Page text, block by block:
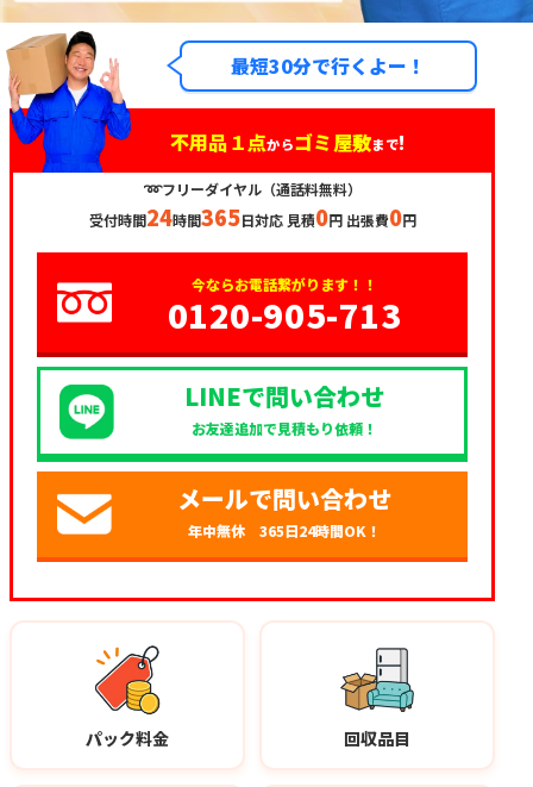
最短30分で行くよー！
不用品１点からゴミ屋敷まで!
➿フリーダイヤル（通話料無料）
受付時間24時間365日対応 見積0円 出張費0円
今ならお電話繋がります！！
0120-905-713
LINEで問い合わせ
お友達追加で見積もり依頼！
メールで問い合わせ
年中無休 365日24時間OK！
パック料金 回収品目